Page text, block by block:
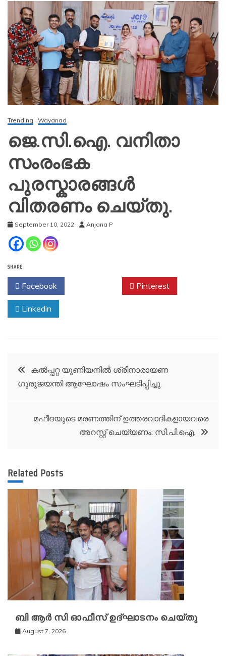
Trending Wayanad
ജെ.സി.ഐ. വനിതാ
സംരംഭക
പുരസ്കാരങ്ങൾ
വിതരണം ചെയ്തു.
September 10, 2022 Anjana P
SHARE
Facebook Pinterest
Linkedin
Post
navigation
കല്‍പ്പറ്റ യൂണിയനില്‍ ശ്രീനാരായണ
ഗുരുജയന്തി ആഘോഷം സംഘടിപ്പിച്ചു.
മഫീദയുടെ മരണത്തിന് ഉത്തരവാദികളായവരെ
അറസ്റ്റ് ചെയ്യണം: സി.പി.ഐ.
Related Posts
ബി ആർ സി ഓഫീസ് ഉദ്ഘാടനം ചെയ്തു
August 7, 2026